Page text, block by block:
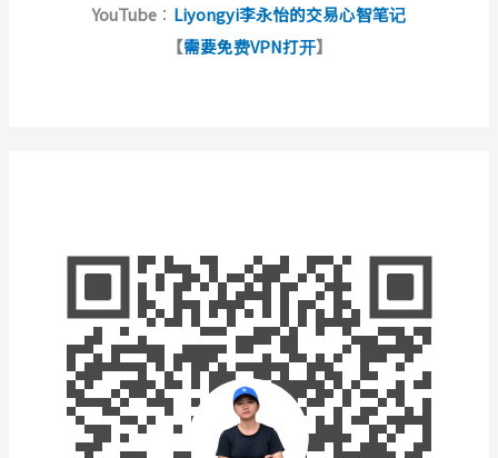
YouTube ： Liyongyi李永怡的交易心智笔记
【需要免费VPN打开】